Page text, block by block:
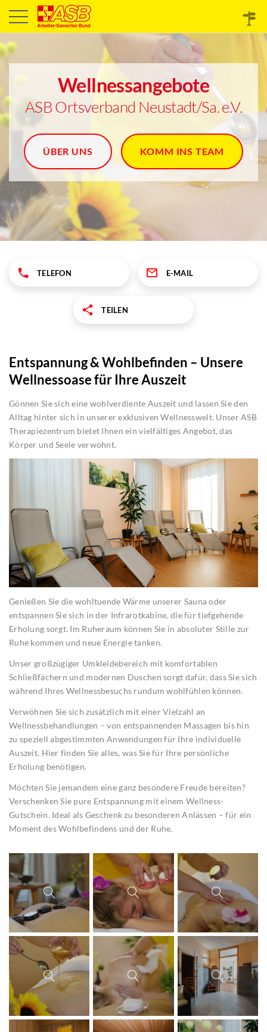
Wellnessangebote
ASB Ortsverband Neustadt/Sa. e.V.
ÜBER UNS KOMM INS TEAM
TELEFON E-MAIL
TEILEN
Entspannung & Wohlbefinden – Unsere
Wellnessoase für Ihre Auszeit
Gönnen Sie sich eine wohlverdiente Auszeit und lassen Sie den
Alltag hinter sich in unserer exklusiven Wellnesswelt. Unser ASB
Therapiezentrum bietet Ihnen ein vielfältiges Angebot, das
Körper und Seele verwöhnt.
Genießen Sie die wohltuende Wärme unserer Sauna oder
entspannen Sie sich in der Infrarotkabine, die für tiefgehende
Erholung sorgt. Im Ruheraum können Sie in absoluter Stille zur
Ruhe kommen und neue Energie tanken.
Unser großzügiger Umkleidebereich mit komfortablen
Schließfächern und modernen Duschen sorgt dafür, dass Sie sich
während Ihres Wellnessbesuchs rundum wohlfühlen können.
Verwöhnen Sie sich zusätzlich mit einer Vielzahl an
Wellnessbehandlungen – von entspannenden Massagen bis hin
zu speziell abgestimmten Anwendungen für Ihre individuelle
Auszeit. Hier finden Sie alles, was Sie für Ihre persönliche
Erholung benötigen.
Möchten Sie jemandem eine ganz besondere Freude bereiten?
Verschenken Sie pure Entspannung mit einem Wellness-
Gutschein. Ideal als Geschenk zu besonderen Anlässen – für ein
Moment des Wohlbefindens und der Ruhe.